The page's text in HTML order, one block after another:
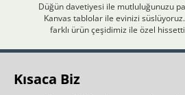
Düğün davetiyesi ile mutluluğunuzu
Kanvas tablolar ile evinizi
farklı ürün çeşidimiz ile özel
Kısaca Biz